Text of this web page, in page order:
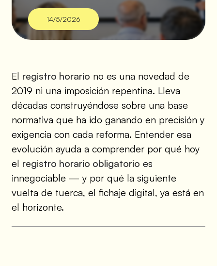
14/5/2026
El registro horario no es una novedad de
2019 ni una imposición repentina. Lleva
décadas construyéndose sobre una base
normativa que ha ido ganando en precisión y
exigencia con cada reforma. Entender esa
evolución ayuda a comprender por qué hoy
el registro horario obligatorio es
innegociable — y por qué la siguiente
vuelta de tuerca, el fichaje digital, ya está en
el horizonte.